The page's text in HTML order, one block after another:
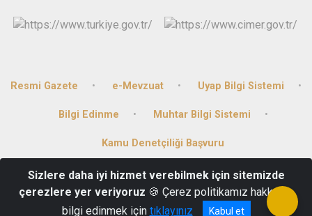
Resmi Gazete e-Mevzuat Uyap Bilgi Sistemi
Bilgi Edinme Muhtar Bilgi Sistemi
Kamu Denetçiliği Başvuru
Bağlarbaşı Mahallesi Hükümet Cad. No:30 Gercüş/Batman
+90 (488) 341 2001
Sizlere daha iyi hizmet verebilmek için sitemizde
çerezlere yer veriyoruz 🍪 Çerez politikamız hakkında
bilgi edinmek için tıklayınız Kabul et